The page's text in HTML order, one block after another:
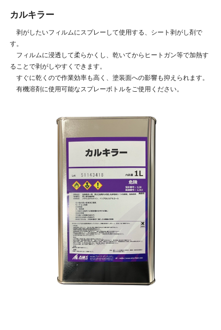
カルキラー
剥がしたいフィルムにスプレーして使用する、シート剥がし剤で
す。
フィルムに浸透して柔らかくし、乾いてからヒートガン等で加熱す
ることで剥がしやすくできます。
すぐに乾くので作業効率も高く、塗装面への影響も抑えられます。
有機溶剤に使用可能なスプレーボトルをご使用ください。